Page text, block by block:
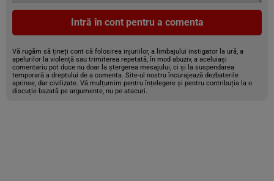
Intră în cont pentru a comenta
Vă rugăm să țineți cont că folosirea injuriilor, a limbajului instigator la ură, a
apelurilor la violență sau trimiterea repetată, în mod abuziv, a aceluiași
comentariu pot duce nu doar la ștergerea mesajului, ci și la suspendarea
temporară a dreptului de a comenta. Site-ul nostru încurajează dezbaterile
aprinse, dar civilizate. Vă mulțumim pentru înțelegere și pentru contribuția la o
discuție bazată pe argumente, nu pe atacuri.